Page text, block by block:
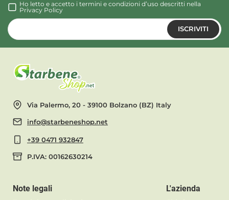
Ho letto e accetto i termini e condizioni d’uso descritti nella
Privacy Policy
ISCRIVITI
Via Palermo, 20 - 39100 Bolzano (BZ) Italy
info@starbeneshop.net
+39 0471 932847
P.IVA: 00162630214
Note legali L'azienda